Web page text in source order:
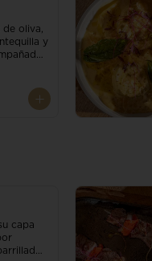
oliva,
y
capa